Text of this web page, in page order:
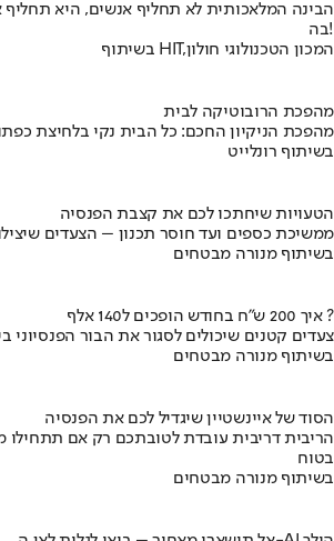
הבינה המלאכותית לא תחליף אנשים, היא
בה!
בשיתוף HIT,המכון הטכנולוגי חולון
מהפכת הרובוטיקה לבית
מהפכת הניקיון החכם: כל הבית נקי בלחיצת
בשיתוף רונלייט
הטעויות שיחתכו לכם את קצבת הפנסיה
ממשיכת כספים ועד חוסר תכנון – הצעדים
בשיתוף מנורה מבטחים
איך 200 ש"ח בחודש הופכים ל140 אלף ?
צעדים קטנים שיכולים לסגור את הבור הפנסיוני
בשיתוף מנורה מבטחים
הסוד של איינשטיין שיגדיל לכם את הפנסיה
הריבית דריבית עובדת לטובתכם רק אם תתחילו
בטוח
בשיתוף מנורה מבטחים